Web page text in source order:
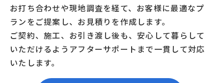
お打ち合わせや現地調査を経て、お客様に最適なプ
ランをご提案し、お見積りを作成します。
ご契約、施工、お引き渡し後も、安心して暮らして
いただけるようアフターサポートまで一貫して対応
いたします。